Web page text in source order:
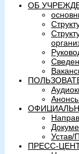
ОБ
Устав/
ПРЕСС-